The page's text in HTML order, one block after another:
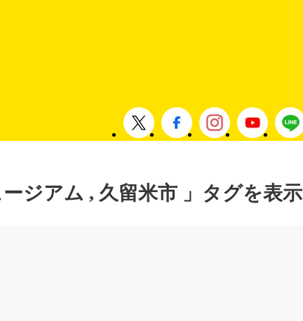
ージアム , 久留米市 」タグを表示